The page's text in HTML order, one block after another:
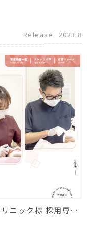
Release
2023.8
かすもり・おしむら歯科 口腔機能クリニック様 採用専門サイト